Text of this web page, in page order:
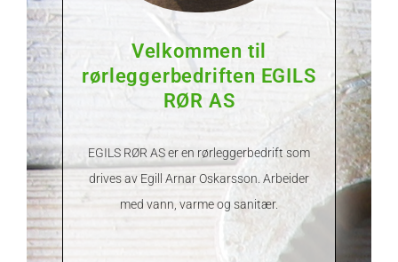
Velkommen til
rørleggerbedriften EGILS
RØR AS
EGILS RØR AS er en rørleggerbedrift som
drives av Egill Arnar Oskarsson. Arbeider
med vann, varme og sanitær.